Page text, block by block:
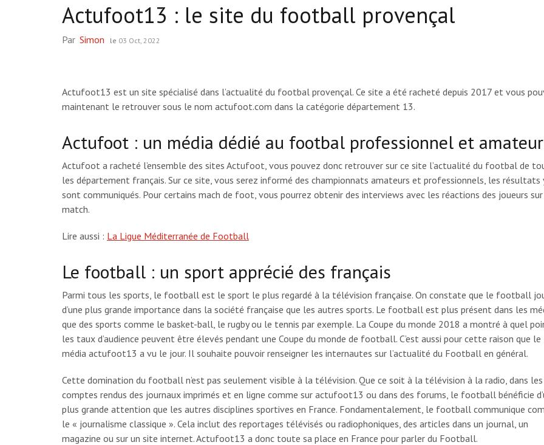
Actufoot13 : le site du football provençal
Par Simon le 03 Oct, 2022
Actufoot13 est un site spécialisé dans l’actualité du footbal provençal. Ce site a été racheté depuis 2017 et vous
maintenant le retrouver sous le nom actufoot.com dans la catégorie département 13.
Actufoot : un média dédié au footbal professionnel et amateur
Actufoot a racheté l’ensemble des sites Actufoot, vous pouvez donc retrouver sur ce site l’actualité du footbal de
les département français. Sur ce site, vous serez informé des championnats amateurs et professionnels, les résultats
sont communiqués. Pour certains mach de foot, vous pourrez obtenir des interviews avec les réactions des joueurs
match.
Lire aussi : La Ligue Méditerranée de Football
Le football : un sport apprécié des français
Parmi tous les sports, le football est le sport le plus regardé à la télévision française. On constate que le football
d’une plus grande importance dans la société française que les autres sports. Le football est plus présent dans les
que des sports comme le basket-ball, le rugby ou le tennis par exemple. La Coupe du monde 2018 a montré à quel
les taux d’audience peuvent être élevés pendant une Coupe du monde de football. C’est aussi pour cette raison que le
média actufoot13 a vu le jour. Il souhaite pouvoir renseigner les internautes sur l’actualité du Football en général.
Cette domination du football n’est pas seulement visible à la télévision. Que ce soit à la télévision à la radio, dans les
comptes rendus des journaux imprimés et en ligne comme sur actufoot13 ou dans des forums, le football bénéficie
plus grande attention que les autres disciplines sportives en France. Fondamentalement, le football communique
le « journalisme classique ». Cela inclut des reportages télévisés ou radiophoniques, des articles dans un journal, un
magazine ou sur un site internet. Actufoot13 a donc toute sa place en France pour parler du Football.